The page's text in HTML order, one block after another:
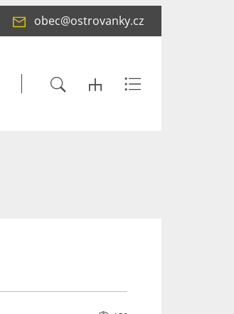
obec@ostrovanky.cz